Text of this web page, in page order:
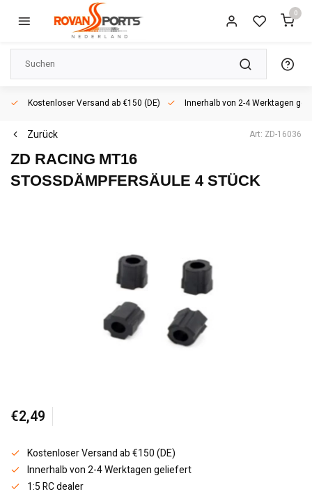
0
Kostenloser Versand ab €150 (DE) Innerhalb von 2-4 Werktagen
Zurück Art: ZD-16036
ZD RACING MT16
STOSSDÄMPFERSÄULE 4 STÜCK
€2,49
Kostenloser Versand ab €150 (DE)
Innerhalb von 2-4 Werktagen geliefert
1:5 RC dealer